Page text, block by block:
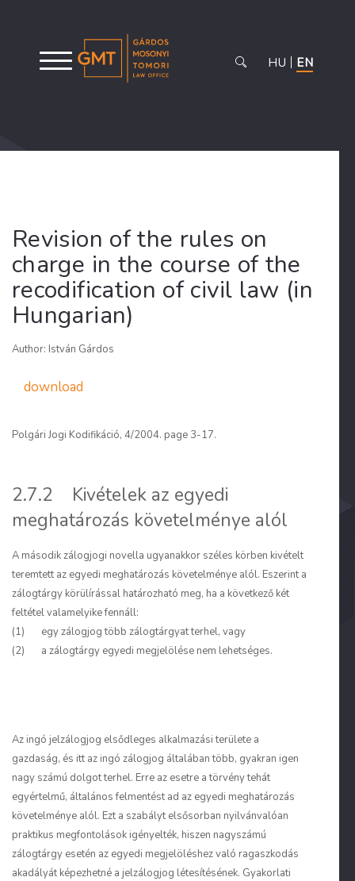
HU EN
Revision of the rules on
charge in the course of the
recodification of civil law (in
Hungarian)
Author: István Gárdos
download
Polgári Jogi Kodifikáció, 4/2004. page 3-17.
2.7.2 Kivételek az egyedi
meghatározás követelménye alól
A második zálogjogi novella ugyanakkor széles körben kivételt
teremtett az egyedi meghatározás követelménye alól. Eszerint a
zálogtárgy körülírással határozható meg, ha a következő két
feltétel valamelyike fennáll:
(1) egy zálogjog több zálogtárgyat terhel, vagy
(2) a zálogtárgy egyedi megjelölése nem lehetséges.
Az ingó jelzálogjog elsődleges alkalmazási területe a
gazdaság, és itt az ingó zálogjog általában több, gyakran igen
nagy számú dolgot terhel. Erre az esetre a törvény tehát
egyértelmű, általános felmentést ad az egyedi meghatározás
követelménye alól. Ezt a szabályt elsősorban nyilvánvalóan
praktikus megfontolások igényelték, hiszen nagyszámú
zálogtárgy esetén az egyedi megjelöléshez való ragaszkodás
akadályát képezhetné a jelzálogjog létesítésének. Gyakorlati